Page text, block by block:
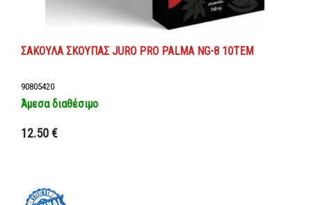
ΣΑΚΟΥΛΑ ΣΚΟΥΠΑΣ JURO PRO PALMA NG-8 10TEM
90805420
Άμεσα διαθέσιμο
12.50 €